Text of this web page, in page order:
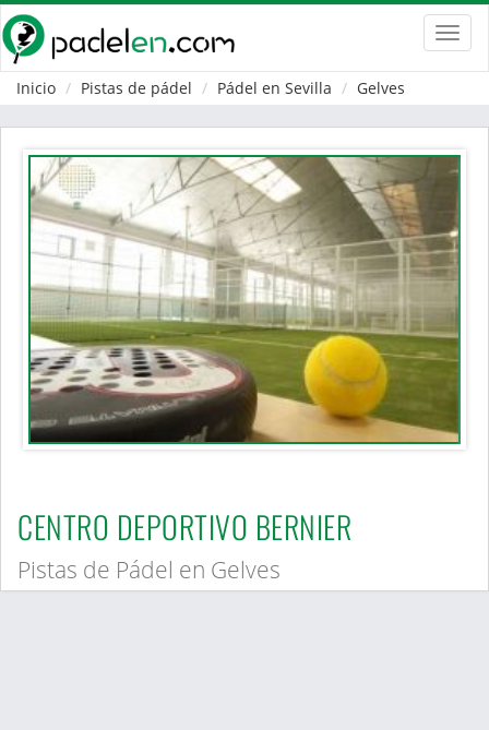
Inicio
Pistas de pádel Pádel en Sevilla Gelves
CENTRO DEPORTIVO BERNIER
Pistas de Pádel en Gelves